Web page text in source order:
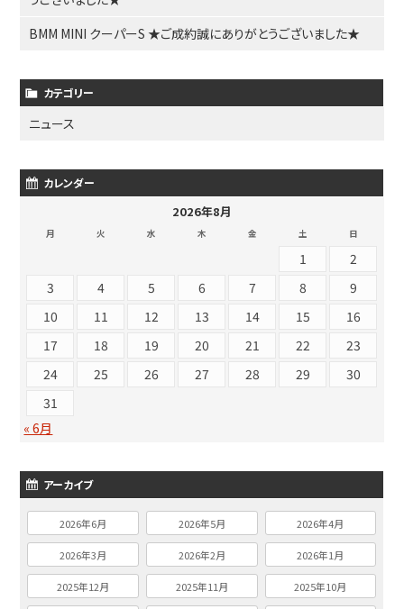
BMM MINI クーパーS ★ご成約誠にありがとうございました★
カテゴリー
ニュース
カレンダー
2026年8月
月 火 水 木 金 土 日
1
2
3
4 5 6 7 8
9
10
11 12 13 14 15
16
17
18 19 20 21 22
23
24
25 26 27 28 29
30
31
« 6月
アーカイブ
2026年6月 2026年5月 2026年4月
2026年3月 2026年2月 2026年1月
2025年12月 2025年11月 2025年10月